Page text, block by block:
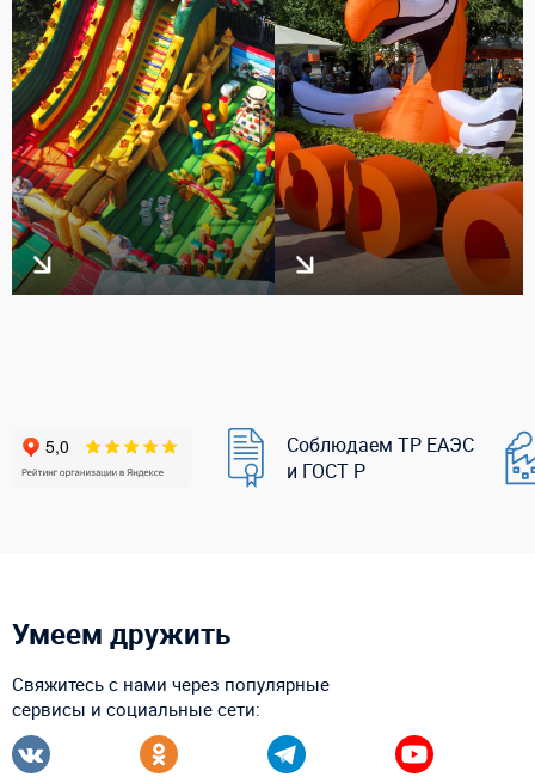
Соблюдаем ТР ЕАЭС
и ГОСТ Р
Умеем дружить
Свяжитесь с нами через популярные
сервисы и социальные сети: